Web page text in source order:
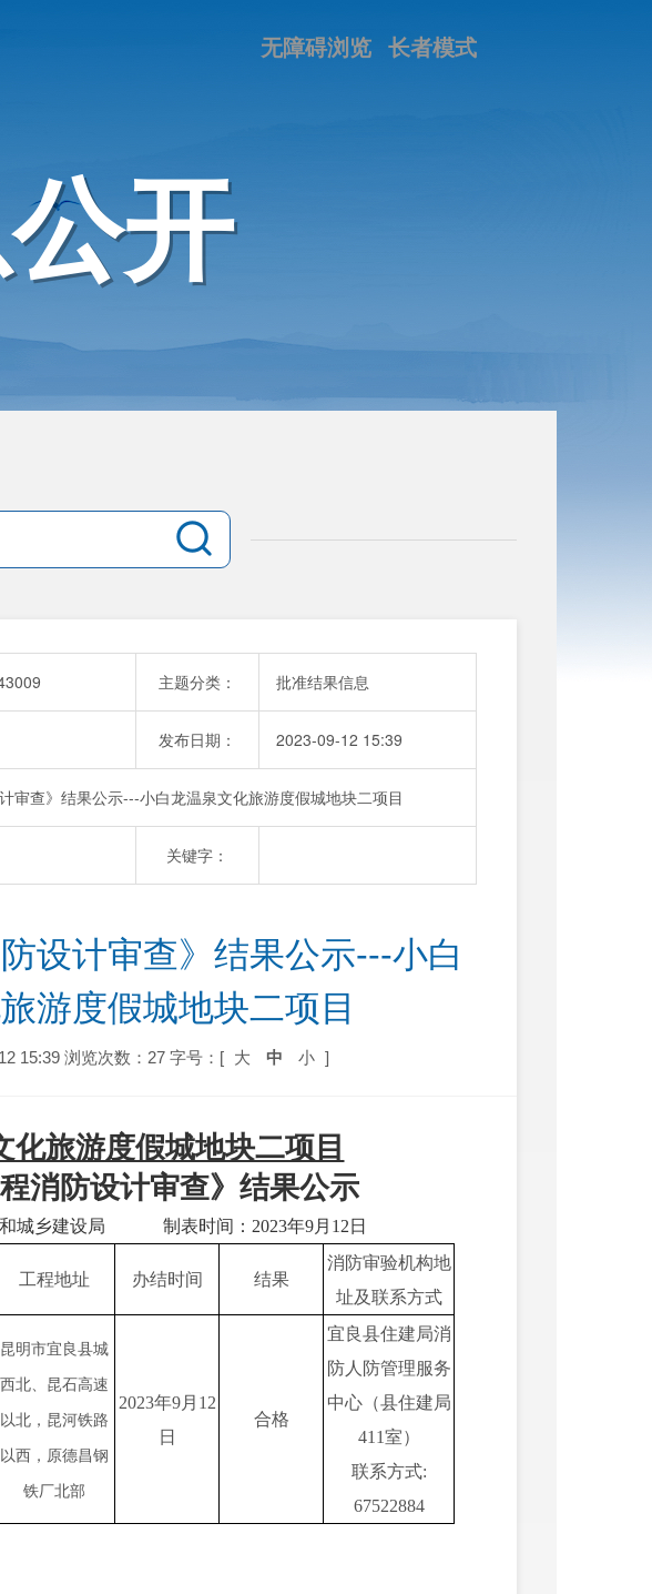
长者模式
无障碍浏览
开
主题分类： 批准结果信息
发布日期： 2023-09-12 15:39
审查》结果公示---小白龙温泉文化旅游度假城地块二项目
关键字：
设计审查》结果公示---小白
游度假城地块二项目
15:39 浏览次数：27 字号：[ 大 中 小 ]
化旅游度假城地块二项目
消防设计审查》 结果公示
城乡建设局 制表时间： 2023年9月 12 日
工程地址 办结时间 结果
消防审验机构地
址及联系方式
昆明市宜良县城
西北、昆石高速
以北，昆河铁路
以西，原德昌钢
铁厂北部
2023年9月 12
日
合格
宜良县住建局消
防人防管理服务
中心（县住建局
411室）
联系方式:
67522884